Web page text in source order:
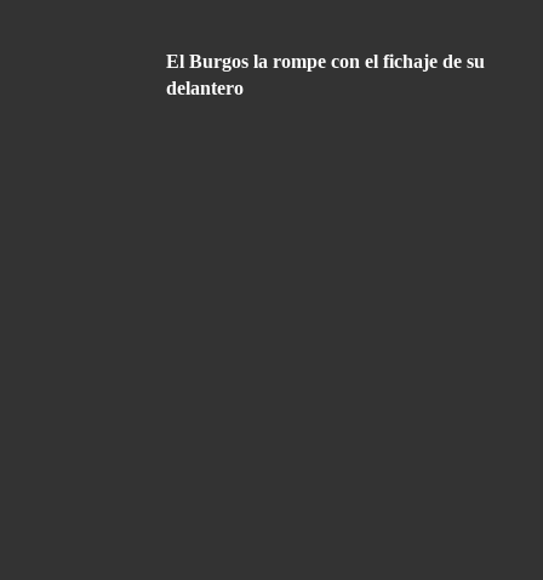
El Burgos la rompe con el fichaje de su
delantero